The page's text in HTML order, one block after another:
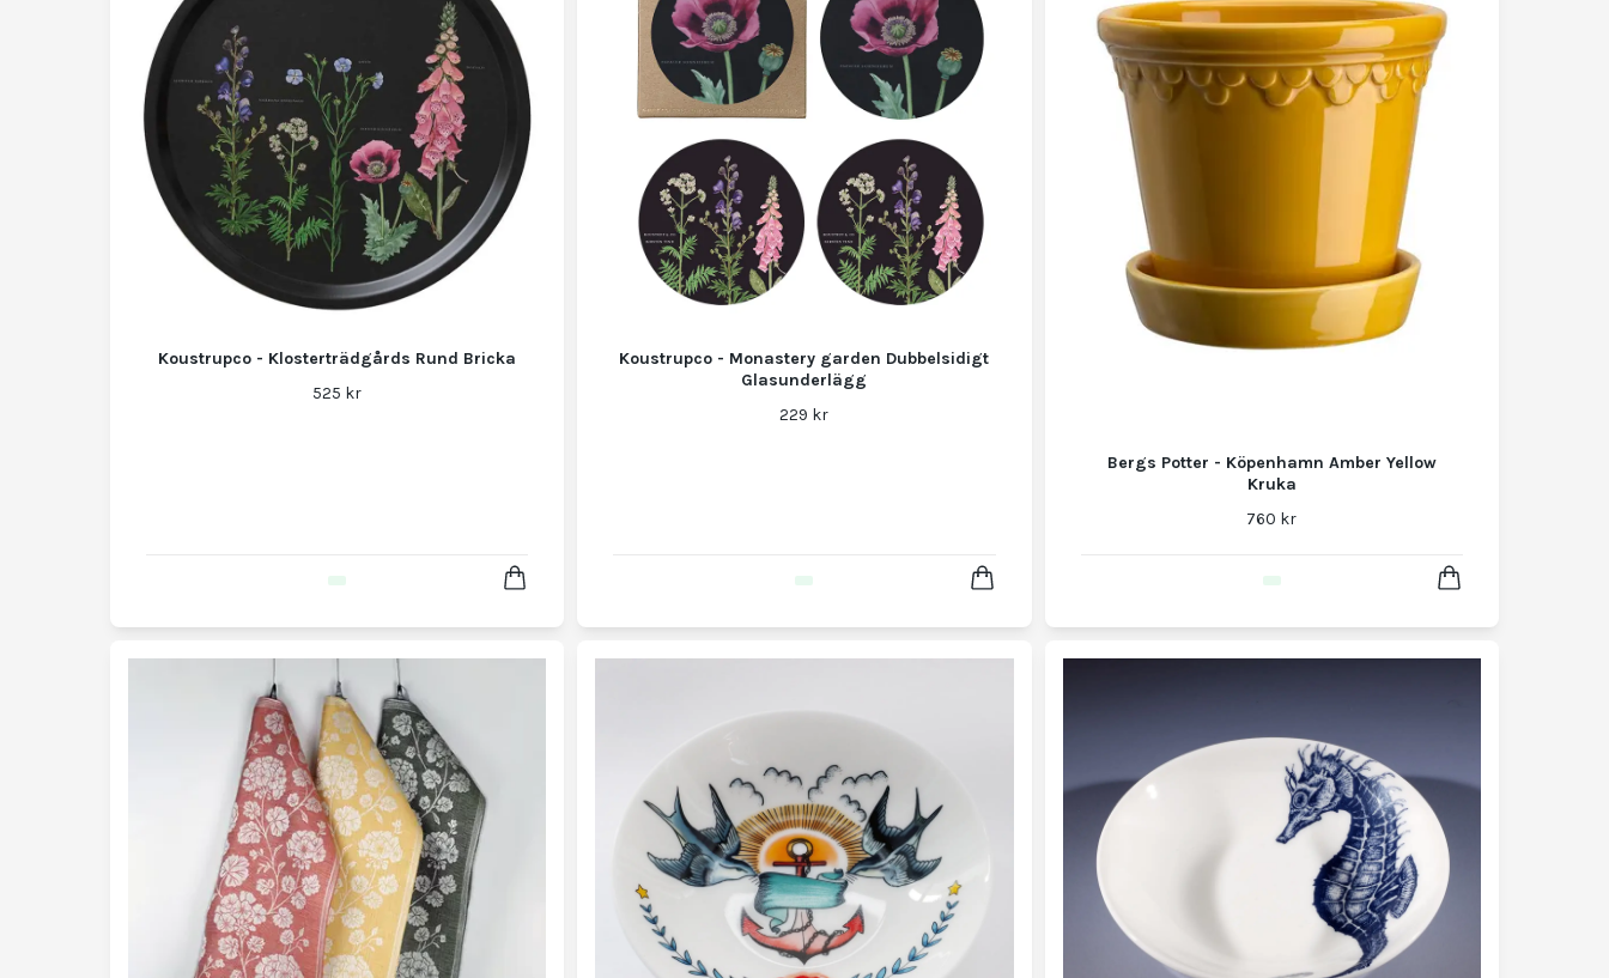
Koustrupco - Klosterträdgårds Rund Bricka
525 kr
Koustrupco - Monastery garden Dubbelsidigt
Glasunderlägg
229 kr
Bergs Potter - Köpenhamn Amber Yellow
Kruka
760 kr